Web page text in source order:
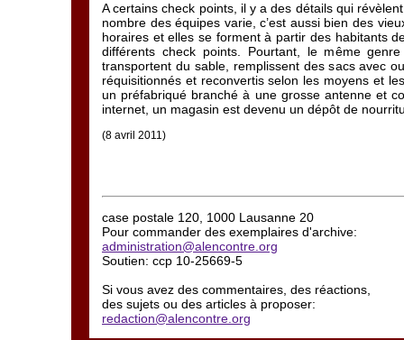
A certains check points, il y a des détails qui
nombre des équipes varie, c’est aussi bien des
horaires et elles se forment à partir des habitants
différents check points. Pourtant, le même
transportent du sable, remplissent des sacs avec
réquisitionnés et reconvertis selon les moyens et
un préfabriqué branché à une grosse antenne et
internet, un magasin est devenu un dépôt de
(8 avril 2011)
case postale 120, 1000 Lausanne 20
Pour commander des exemplaires d'archive:
administration@alencontre.org
Soutien: ccp 10-25669-5
Si vous avez des commentaires, des réactions,
des sujets ou des articles à proposer:
redaction@alencontre.org